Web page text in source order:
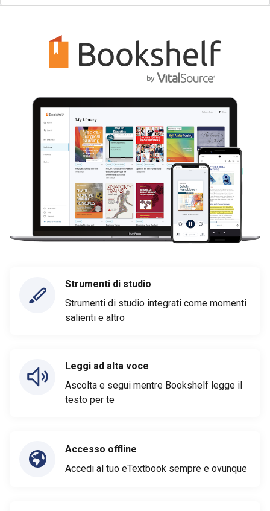
Strumenti di studio
Strumenti di studio integrati come momenti
salienti e altro
Leggi ad alta voce
Ascolta e segui mentre Bookshelf legge il
testo per te
Accesso offline
Accedi al tuo eTextbook sempre e ovunque